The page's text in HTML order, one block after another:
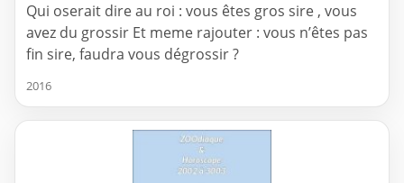
Qui oserait dire au roi : vous êtes gros sire , vous
avez du grossir Et meme rajouter : vous n’êtes pas
fin sire, faudra vous dégrossir ?
2016